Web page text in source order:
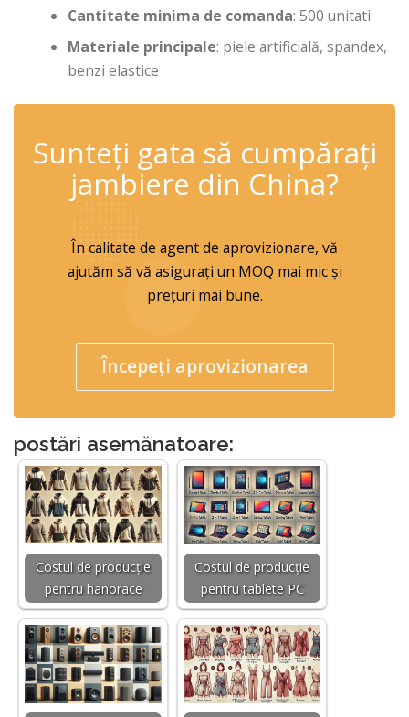
Cantitate minima de comanda: 500 unitati
Materiale principale: piele artificială, spandex,
benzi elastice
Sunteți gata să cumpărați
jambiere din China?
În calitate de agent de aprovizionare, vă
ajutăm să vă asigurați un MOQ mai mic și
prețuri mai bune.
Începeți aprovizionarea
postări asemănatoare:
Costul de producție
pentru hanorace
Costul de producție
pentru tablete PC